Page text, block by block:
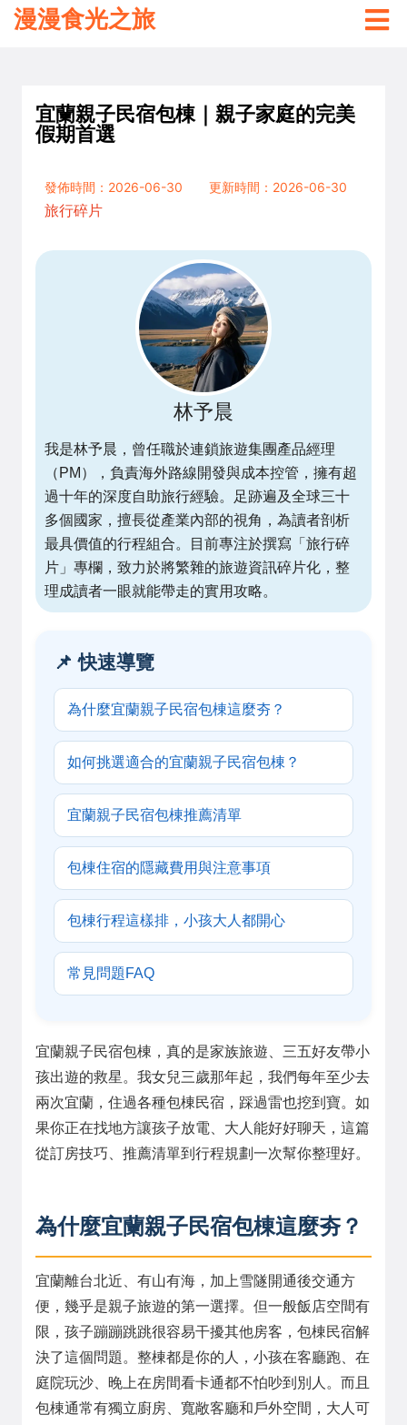
漫漫食光之旅
宜蘭親子民宿包棟｜親子家庭的完美
假期首選
發佈時間：2026-06-30
更新時間：2026-06-30
旅行碎片
林予晨
我是林予晨，曾任職於連鎖旅遊集團產品經理
（PM），負責海外路線開發與成本控管，擁有超
過十年的深度自助旅行經驗。足跡遍及全球三十
多個國家，擅長從產業內部的視角，為讀者剖析
最具價值的行程組合。目前專注於撰寫「旅行碎
片」專欄，致力於將繁雜的旅遊資訊碎片化，整
理成讀者一眼就能帶走的實用攻略。
📌 快速導覽
為什麼宜蘭親子民宿包棟這麼夯？
如何挑選適合的宜蘭親子民宿包棟？
宜蘭親子民宿包棟推薦清單
包棟住宿的隱藏費用與注意事項
包棟行程這樣排，小孩大人都開心
常見問題FAQ
宜蘭親子民宿包棟，真的是家族旅遊、三五好友帶小
孩出遊的救星。我女兒三歲那年起，我們每年至少去
兩次宜蘭，住過各種包棟民宿，踩過雷也挖到寶。如
果你正在找地方讓孩子放電、大人能好好聊天，這篇
從訂房技巧、推薦清單到行程規劃一次幫你整理好。
為什麼宜蘭親子民宿包棟這麼夯？
宜蘭離台北近、有山有海，加上雪隧開通後交通方
便，幾乎是親子旅遊的第一選擇。但一般飯店空間有
限，孩子蹦蹦跳跳很容易干擾其他房客，包棟民宿解
決了這個問題。整棟都是你的人，小孩在客廳跑、在
庭院玩沙、晚上在房間看卡通都不怕吵到別人。而且
包棟通常有獨立廚房、寬敞客廳和戶外空間，大人可